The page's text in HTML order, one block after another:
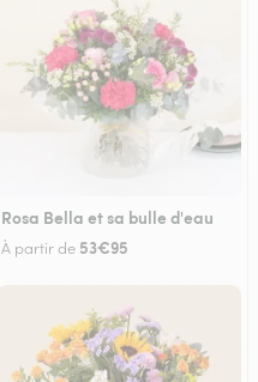
Rosa Bella et sa bulle d'eau
À partir de 53€95